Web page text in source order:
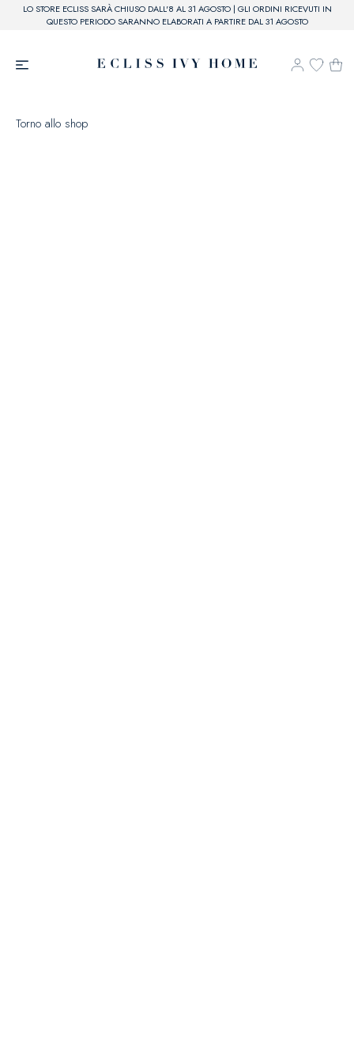
LO STORE ECLISS SARÀ CHIUSO DALL'8 AL 31 AGOSTO | GLI ORDINI RICEVUTI IN
QUESTO PERIODO SARANNO ELABORATI A PARTIRE DAL 31 AGOSTO
Torno allo shop